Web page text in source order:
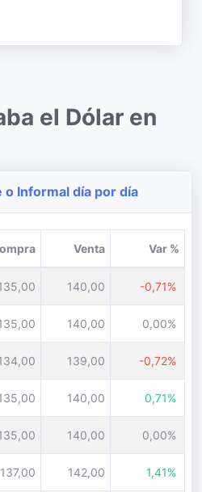
el Dólar en
o Informal día por día
Venta Var %
140,00 -0,71%
140,00 0,00%
139,00 -0,72%
140,00 0,71%
140,00 0,00%
137,00 142,00 1,41%